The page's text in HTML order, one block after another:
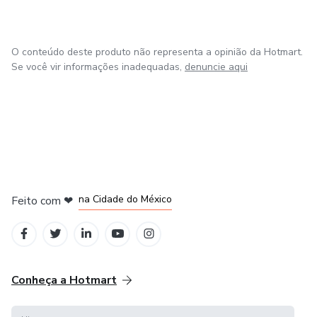
O conteúdo deste produto não representa a opinião da Hotmart.
Se você vir informações inadequadas, denuncie aqui
Feito com ❤ na Cidade do México
Conheça a Hotmart